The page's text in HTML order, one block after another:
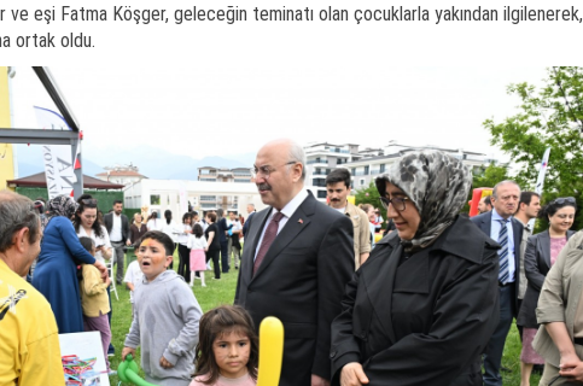
ve eşi Fatma Köşger, geleceğin teminatı olan çocuklarla yakından ilgilenerek,
ortak oldu.